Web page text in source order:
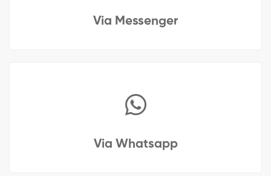
Via Messenger
Via Whatsapp